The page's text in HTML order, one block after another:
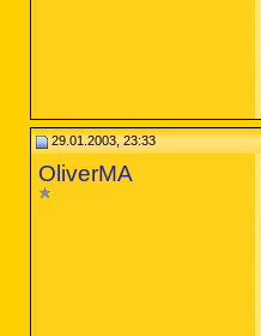
29.01.2003, 23:33
OliverMA